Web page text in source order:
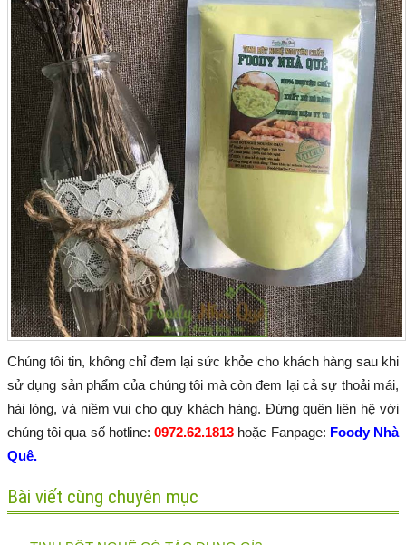
Chúng tôi tin, không chỉ đem lại sức khỏe cho khách hàng sau khi
sử dụng sản phẩm của chúng tôi mà còn đem lại cả sự thoải mái,
hài lòng, và niềm vui cho quý khách hàng. Đừng quên liên hệ với
chúng tôi qua số hotline:0972.62.1813 hoặc Fanpage: Foody Nhà
Quê.
Bài viết cùng chuyên mục